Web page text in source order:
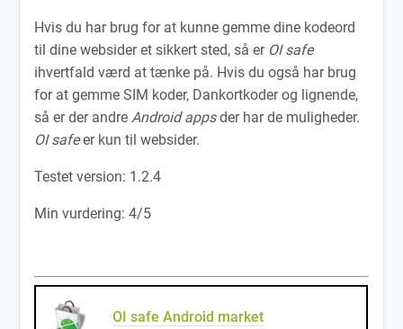
Hvis du har brug for at kunne gemme dine kodeord
til dine websider et sikkert sted, så er OI safe
ihvertfald værd at tænke på. Hvis du også har brug
for at gemme SIM koder, Dankortkoder og lignende,
så er der andreAndroid appsder har de muligheder.
OI safeer kun til websider.
Testet version: 1.2.4
Min vurdering: 4/5
OI safe Android market